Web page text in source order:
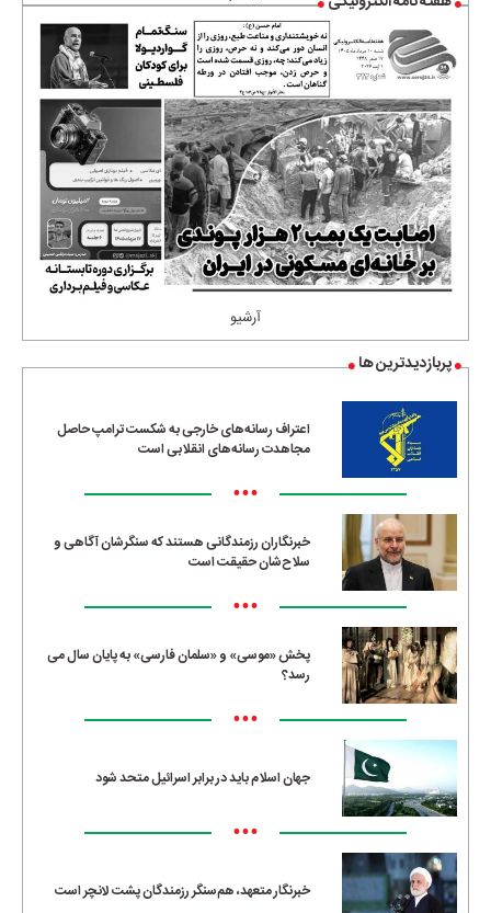
آرشیو
پربازدیدترین ها
اعتراف رسانه‌های خارجی به شکست ترامپ حاصل
مجاهدت رسانه‌های انقلابی است
•••
خبرنگاران رزمندگانی هستند که سنگرشان آگاهی و
سلاح‌شان حقیقت است
•••
پخش «موسی» و «سلمان فارسی» به پایان سال می
رسد؟
•••
جهان اسلام باید در برابر اسرائیل متحد شود
•••
خبرنگار متعهد، هم‌سنگر رزمندگان پشت لانچر است